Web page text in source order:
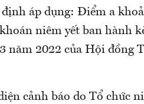
áp dụng: Điểm a
niêm yết ban hành
2022 của Hội đồng
cảnh báo do Tổ chức